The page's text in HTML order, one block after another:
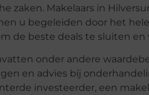
zaken. Makelaars in
u begeleiden door het
de beste deals te sluiten
onder andere
en advies bij
investeerder, een